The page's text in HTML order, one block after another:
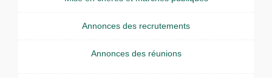
Annonces des recrutements
Annonces des réunions